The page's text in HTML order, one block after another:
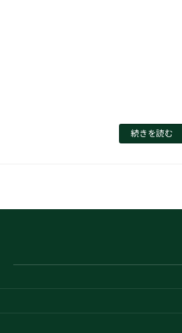
続きを読む